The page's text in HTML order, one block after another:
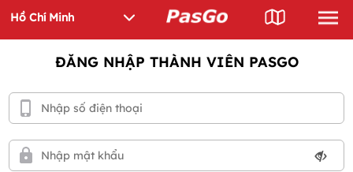
ĐĂNG NHẬP THÀNH VIÊN PASGO